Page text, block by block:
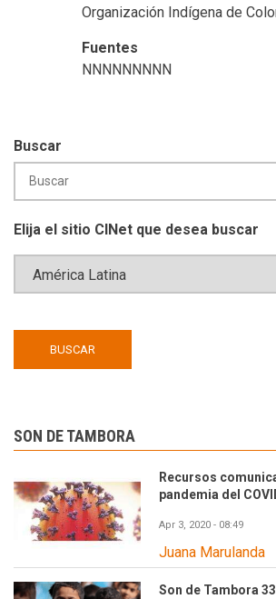
Organización Indígena de
Fuentes
NNNNNNNNN
Buscar
Elija el sitio CINet que desea buscar
SON DE TAMBORA
Recursos
pandemia del
Apr 3, 2020 - 08:49
Juana Marulanda
Son de Tambora